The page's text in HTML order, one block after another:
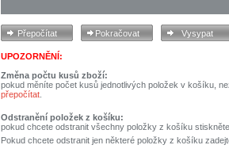
UPOZORNĚNÍ:
Změna počtu kusů zboží:
pokud měníte počet kusů jednotlivých položek v košíku,
přepočítat
Odstranění položek z košíku:
pokud chcete odstranit všechny položky z košíku stiskněte
Pokud chcete odstranit jen některé položky z košíku